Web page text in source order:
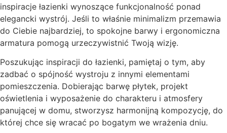
inspiracje łazienki wynoszące funkcjonalność ponad
elegancki wystrój. Jeśli to właśnie minimalizm przemawia
do Ciebie najbardziej, to spokojne barwy i ergonomiczna
armatura pomogą urzeczywistnić Twoją wizję.
Poszukując inspiracji do łazienki, pamiętaj o tym, aby
zadbać o spójność wystroju z innymi elementami
pomieszczenia. Dobierając barwę płytek, projekt
oświetlenia i wyposażenie do charakteru i atmosfery
panującej w domu, stworzysz harmonijną kompozycję, do
której chce się wracać po bogatym we wrażenia dniu.